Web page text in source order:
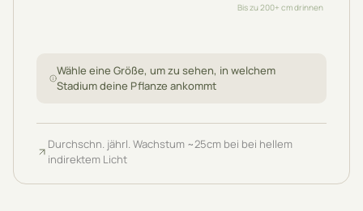
Bis zu 200+ cm drinnen
Wähle eine Größe, um zu sehen, in welchem
Stadium deine Pflanze ankommt
Durchschn. jährl. Wachstum ~25cm bei bei hellem
indirektem Licht